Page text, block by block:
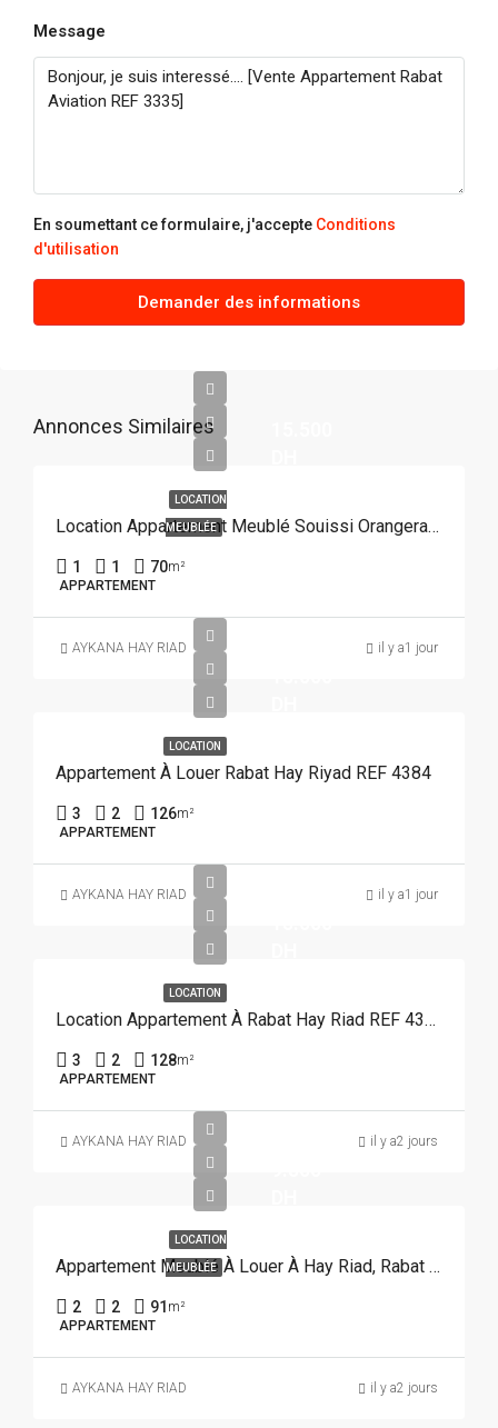
Message
En soumettant ce formulaire, j'accepte Conditions
d'utilisation
Demander des informations
Annonces Similaires
LOCATION
MEUBLÉE Location Appartement Meublé Souissi Orangeraie Rabat REF 4215
1 1 70m²
APPARTEMENT
AYKANA HAY RIAD il y a1 jour
LOCATION
Appartement À Louer Rabat Hay Riyad REF 4384
3 2 126m²
APPARTEMENT
AYKANA HAY RIAD il y a1 jour
LOCATION
Location Appartement À Rabat Hay Riad REF 4383
3 2 128m²
APPARTEMENT
AYKANA HAY RIAD il y a2 jours
LOCATION
MEUBLÉE Appartement Meublé À Louer À Hay Riad, Rabat REF 3926
2 2 91 m²
APPARTEMENT
AYKANA HAY RIAD il y a2 jours